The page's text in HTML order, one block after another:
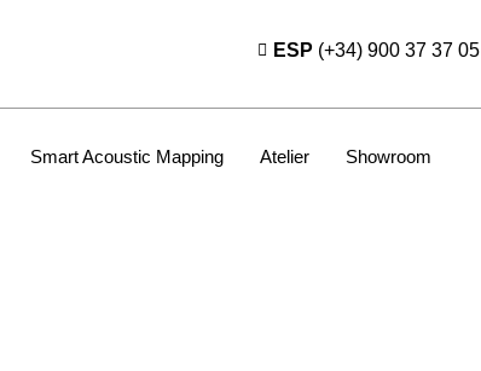
ESP (+34) 900 37 37 05
Smart Acoustic Mapping Atelier Showroom